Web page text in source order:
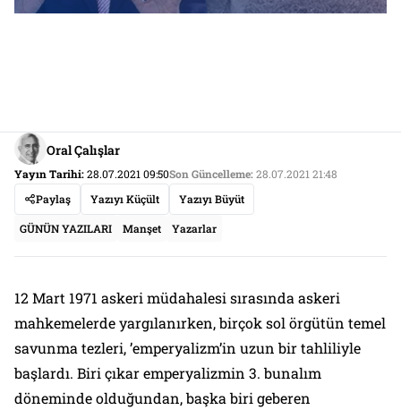
Oral Çalışlar
Yayın Tarihi:28.07.2021 09:50Son Güncelleme:28.07.2021 21:48
Paylaş
Yazıyı Küçült Yazıyı Büyüt
GÜNÜN YAZILARI Manşet Yazarlar
12 Mart 1971 askeri müdahalesi sırasında askeri
mahkemelerde yargılanırken, birçok sol örgütün temel
savunma tezleri, ’emperyalizm’in uzun bir tahliliyle
başlardı. Biri çıkar emperyalizmin 3. bunalım
döneminde olduğundan, başka biri geberen